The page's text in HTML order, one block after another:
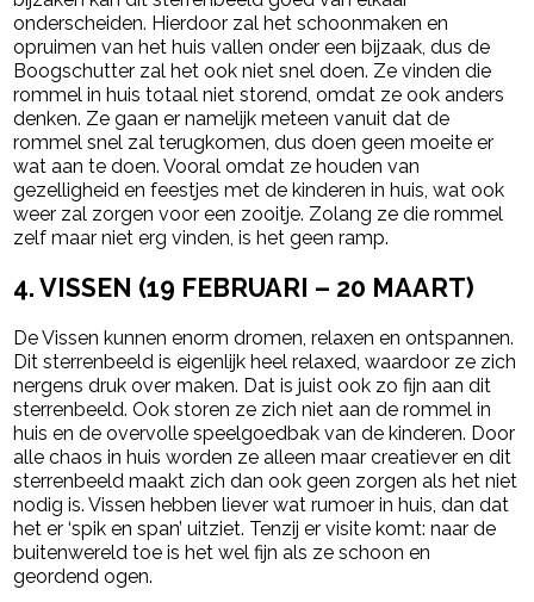
onderscheiden. Hierdoor zal het schoonmaken en
opruimen van het huis vallen onder een bijzaak, dus de
Boogschutter zal het ook niet snel doen. Ze vinden die
rommel in huis totaal niet storend, omdat ze ook anders
denken. Ze gaan er namelijk meteen vanuit dat de
rommel snel zal terugkomen, dus doen geen moeite er
wat aan te doen. Vooral omdat ze houden van
gezelligheid en feestjes met de kinderen in huis, wat ook
weer zal zorgen voor een zooitje. Zolang ze die rommel
zelf maar niet erg vinden, is het geen ramp.
4. VISSEN (19 FEBRUARI – 20 MAART)
De Vissen kunnen enorm dromen, relaxen en ontspannen.
Dit sterrenbeeld is eigenlijk heel relaxed, waardoor ze zich
nergens druk over maken. Dat is juist ook zo fijn aan dit
sterrenbeeld. Ook storen ze zich niet aan de rommel in
huis en de overvolle speelgoedbak van de kinderen. Door
alle chaos in huis worden ze alleen maar creatiever en dit
sterrenbeeld maakt zich dan ook geen zorgen als het niet
nodig is. Vissen hebben liever wat rumoer in huis, dan dat
het er ‘spik en span’ uitziet. Tenzij er visite komt: naar de
buitenwereld toe is het wel fijn als ze schoon en
geordend ogen.